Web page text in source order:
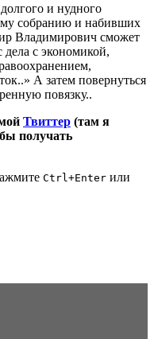
и нудного
собранию и набивших
Владимирович сможет
дела с экономикой,
А затем повернуться
повязку..
Твиттер (там я
получать
Ctrl+Enter или